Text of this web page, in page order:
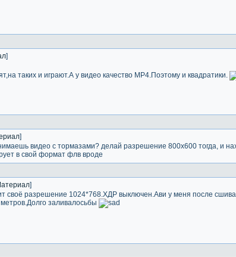
]
таких и играют.А у видео качество MP4.Поэтому и квадратики.
]
видео с тормазами? делай разрешение 800х600 тогда, и
в свой формат флв вроде
]
своё разрешение 1024*768.ХДР выключен.Ави у меня после
заливалосьбы